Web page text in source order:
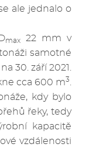
ale jednalo o
max
22 mm v
samotné
30. září 2021.
cca 600 m3.
kdy bylo
řeky, tedy
kapacitě
vzdálenosti